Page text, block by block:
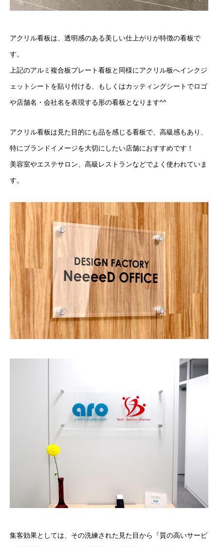
アクリル看板は、透明感のある美しい仕上がりが特徴の看板で
す。
上記のアルミ複合板プレート看板と同様にアクリル板へインクジ
ェットシートを貼り付ける、もしくはカッティングシートでロゴ
や店舗名・会社名を表現する形の看板となります^^
アクリル看板は見た目的にも品を感じる看板で、高級感もあり、
特にブランドイメージを大切にしたい店舗におすすめです！
美容室やエステサロン、高級レストランなどでよく使われていま
す。
集客効果としては、その洗練された見た目から『質の高いサービ